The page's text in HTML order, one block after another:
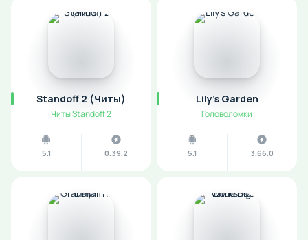
Standoff 2 (Читы)
Читы Standoff 2
5.1 0.39.2
Lily's Garden
Головоломки
5.1 3.66.0